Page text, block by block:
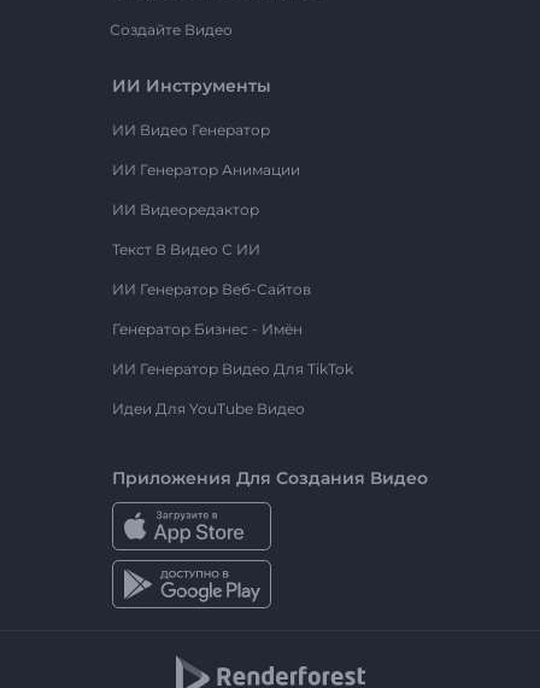
Создайте Видео
ИИ Инструменты
ИИ Видео Генератор
ИИ Генератор Анимации
ИИ Видеоредактор
Текст В Видео С ИИ
ИИ Генератор Веб-Сайтов
Генератор Бизнес - Имён
ИИ Генератор Видео Для TikTok
Идеи Для YouTube Видео
Приложения Для Создания Видео